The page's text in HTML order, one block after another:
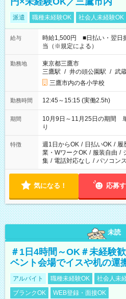
派遣 職種未経験OK 社会人未経験OK
給与
時給1,500円 ■日払い・翌日
当（※規定による）
勤務地
東京都三鷹市
三鷹駅 / 井の頭公園駅 / 武
三鷹市内の各小学校
勤務時間 12:45～15:15 (実働2.5h)
期間
10月9日～11月25日の期間
り
特徴 週1日からOK / 日払いOK / 履
業・WワークOK / 服装自由 /
集 / 電話対応なし / パソコン
気になる！ 応募
未読
＃1日4時間～OK＃未経験
ベント会場でイスや机の運
アルバイト 職種未経験OK 社会人未
ブランクOK
WEB登録・面接OK